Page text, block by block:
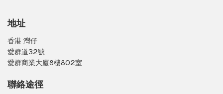
地址
香港 灣仔
愛群道32號
愛群商業大廈8樓802室
聯絡途徑